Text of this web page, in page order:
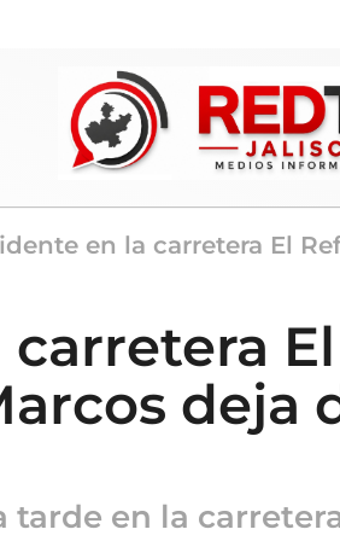
en la carretera El
El
deja
en la